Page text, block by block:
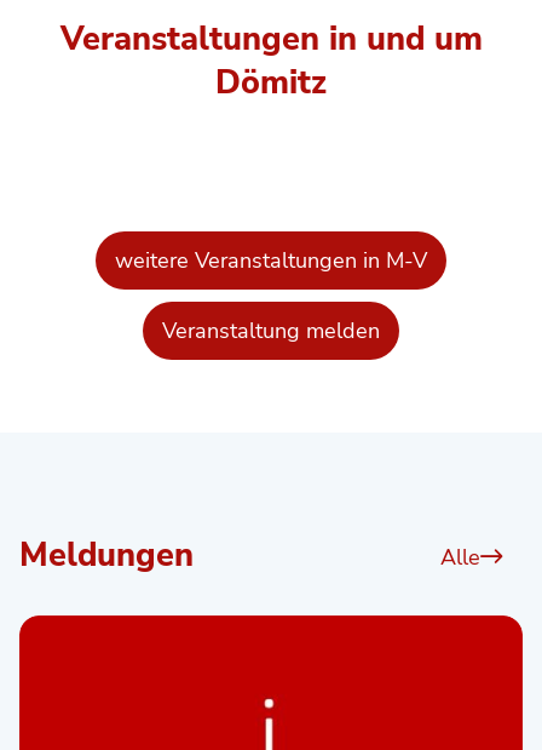
Veranstaltungen in und um
Dömitz
weitere Veranstaltungen in M-V
Veranstaltung melden
Meldungen Alle